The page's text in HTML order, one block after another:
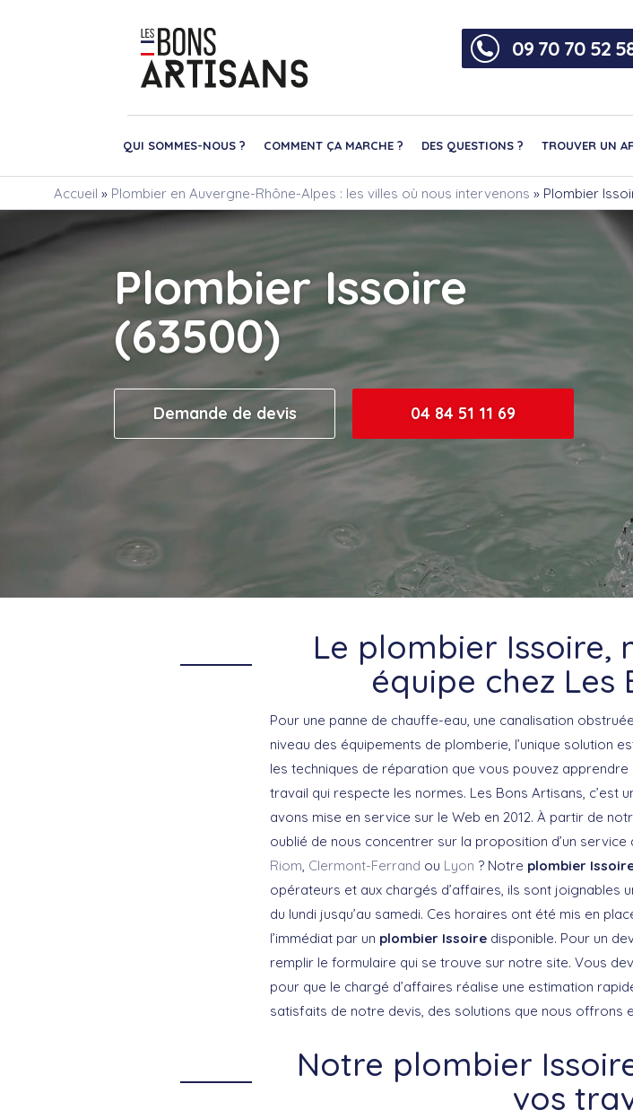
09 70 70 52
QUI SOMMES-NOUS ? COMMENT ÇA MARCHE ? DES QUESTIONS ? TROUVER UN
Accueil » Plombier en Auvergne-Rhône-Alpes : les villes où nous intervenons » Plombier
Plombier Issoire
(63500)
Demande de devis 04 84 51 11 69
Le plombier Issoire,
équipe chez Les
Pour une panne de chauffe-eau, une canalisation
niveau des équipements de plomberie, l’unique solution
les techniques de réparation que vous pouvez apprendre
travail qui respecte les normes. Les Bons Artisans, c’est
avons mise en service sur le Web en 2012. À partir de
oublié de nous concentrer sur la proposition d’un
Riom, Clermont-Ferrand ou Lyon ? Notre plombier
opérateurs et aux chargés d’affaires, ils sont joignables
du lundi jusqu’au samedi. Ces horaires ont été mis en
l’immédiat par un plombier Issoire disponible. Pour un
remplir le formulaire qui se trouve sur notre site. Vous
pour que le chargé d’affaires réalise une estimation
satisfaits de notre devis, des solutions que nous offrons
Notre plombier
vos